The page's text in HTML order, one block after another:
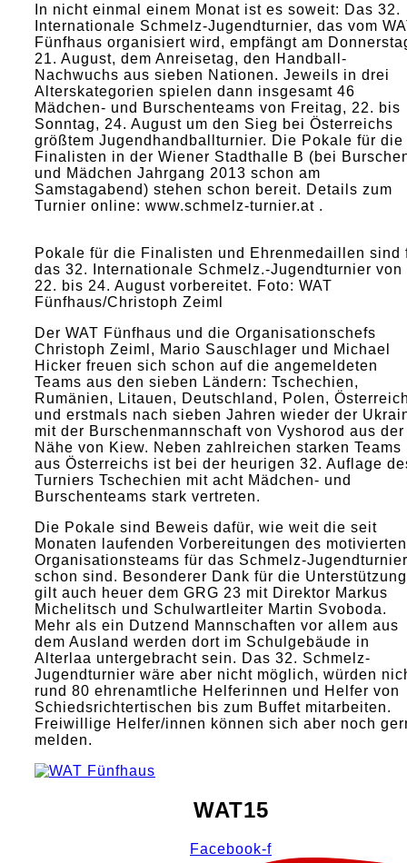
In nicht einmal einem Monat ist es soweit: Das 32.
Internationale Schmelz-Jugendturnier, das vom
Fünfhaus organisiert wird, empfängt am
21. August, dem Anreisetag, den Handball-
Nachwuchs aus sieben Nationen. Jeweils in drei
Alterskategorien spielen dann insgesamt 46
Mädchen- und Burschenteams von Freitag, 22. bis
Sonntag, 24. August um den Sieg bei Österreichs
größtem Jugendhandballturnier. Die Pokale für die
Finalisten in der Wiener Stadthalle B (bei
und Mädchen Jahrgang 2013 schon am
Samstagabend) stehen schon bereit. Details zum
Turnier online: www.schmelz-turnier.at .
Pokale für die Finalisten und Ehrenmedaillen sind
das 32. Internationale Schmelz.-Jugendturnier von
22. bis 24. August vorbereitet. Foto: WAT
Fünfhaus/Christoph Zeiml
Der WAT Fünfhaus und die Organisationschefs
Christoph Zeiml, Mario Sauschlager und Michael
Hicker freuen sich schon auf die angemeldeten
Teams aus den sieben Ländern: Tschechien,
Rumänien, Litauen, Deutschland, Polen,
und erstmals nach sieben Jahren wieder der
mit der Burschenmannschaft von Vyshorod aus der
Nähe von Kiew. Neben zahlreichen starken Teams
aus Österreichs ist bei der heurigen 32. Auflage
Turniers Tschechien mit acht Mädchen- und
Burschenteams stark vertreten.
Die Pokale sind Beweis dafür, wie weit die seit
Monaten laufenden Vorbereitungen des motivierten
Organisationsteams für das Schmelz-Jugendturnier
schon sind. Besonderer Dank für die Unterstützung
gilt auch heuer dem GRG 23 mit Direktor Markus
Michelitsch und Schulwartleiter Martin Svoboda.
Mehr als ein Dutzend Mannschaften vor allem aus
dem Ausland werden dort im Schulgebäude in
Alterlaa untergebracht sein. Das 32. Schmelz-
Jugendturnier wäre aber nicht möglich, würden
rund 80 ehrenamtliche Helferinnen und Helfer von
Schiedsrichtertischen bis zum Buffet mitarbeiten.
Freiwillige Helfer/innen können sich aber noch
melden.
WAT15
Facebook-f